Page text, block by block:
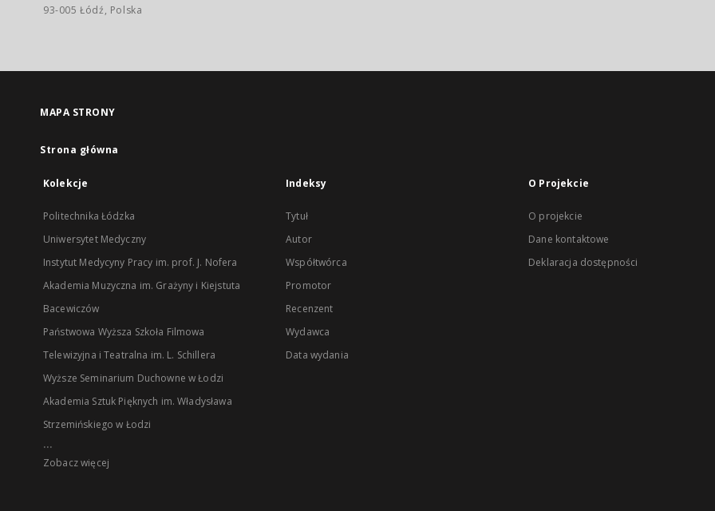
93-005 Łódź, Polska
MAPA STRONY
Strona główna
Kolekcje
Politechnika Łódzka
Uniwersytet Medyczny
Instytut Medycyny Pracy im. prof. J. Nofera
Akademia Muzyczna im. Grażyny i Kiejstuta
Bacewiczów
Państwowa Wyższa Szkoła Filmowa
Telewizyjna i Teatralna im. L. Schillera
Wyższe Seminarium Duchowne w Łodzi
Akademia Sztuk Pięknych im. Władysława
Strzemińskiego w Łodzi
...
Zobacz więcej
Indeksy
Tytuł
Autor
Współtwórca
Promotor
Recenzent
Wydawca
Data wydania
O Projekcie
O projekcie
Dane kontaktowe
Deklaracja dostępności